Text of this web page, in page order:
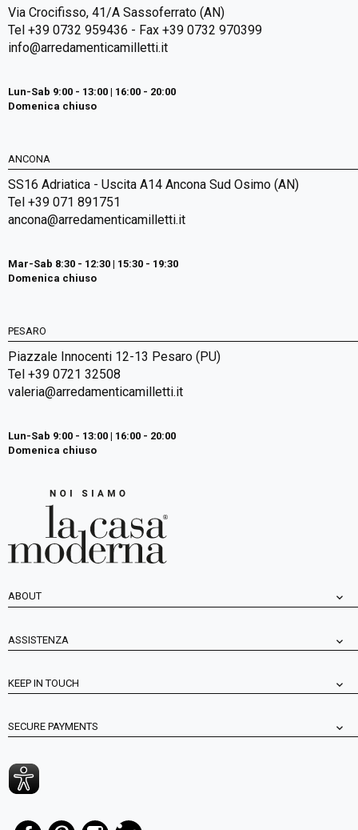
Via Crocifisso, 41/A Sassoferrato (AN)
Tel +39 0732 959436 - Fax +39 0732 970399
info@arredamenticamilletti.it
Lun-Sab 9:00 - 13:00 | 16:00 - 20:00
Domenica chiuso
ANCONA
SS16 Adriatica - Uscita A14 Ancona Sud Osimo (AN)
Tel +39 071 891751
ancona@arredamenticamilletti.it
Mar-Sab 8:30 - 12:30 | 15:30 - 19:30
Domenica chiuso
PESARO
Piazzale Innocenti 12-13 Pesaro (PU)
Tel +39 0721 32508
valeria@arredamenticamilletti.it
Lun-Sab 9:00 - 13:00 | 16:00 - 20:00
Domenica chiuso
ABOUT
ASSISTENZA
KEEP IN TOUCH
SECURE PAYMENTS